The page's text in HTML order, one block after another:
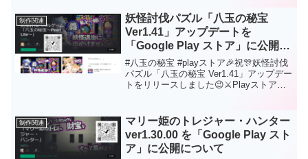
ル7」を追加しました。
きみは神出鬼没に出没する「寿司ネタ」
をすべてタップすることができるかな？
https://youtu.be/RBLyyzVool8
制作関連
妖怪討伐パズル「八玉の秘宝
Ver1.41」アップデートを
「Google Play ストア」に公開に
ついて
#八玉の秘宝 #playストア🎉祝🎊妖怪討伐
パズル「八玉の秘宝 Ver1.41」アップデー
トをリリースしました😉⚔Playストア
時間にサックと遊べる 妖怪が出没する ツ
ムツム風パズルゲーム！！あなたもハマ
るかもしれない？ 「八玉の秘宝」是非是
非、遊んでください😘
制作関連
マリー姫のトレジャー・ハンター
ver1.30.00 を「Google Play スト
ア」に公開について